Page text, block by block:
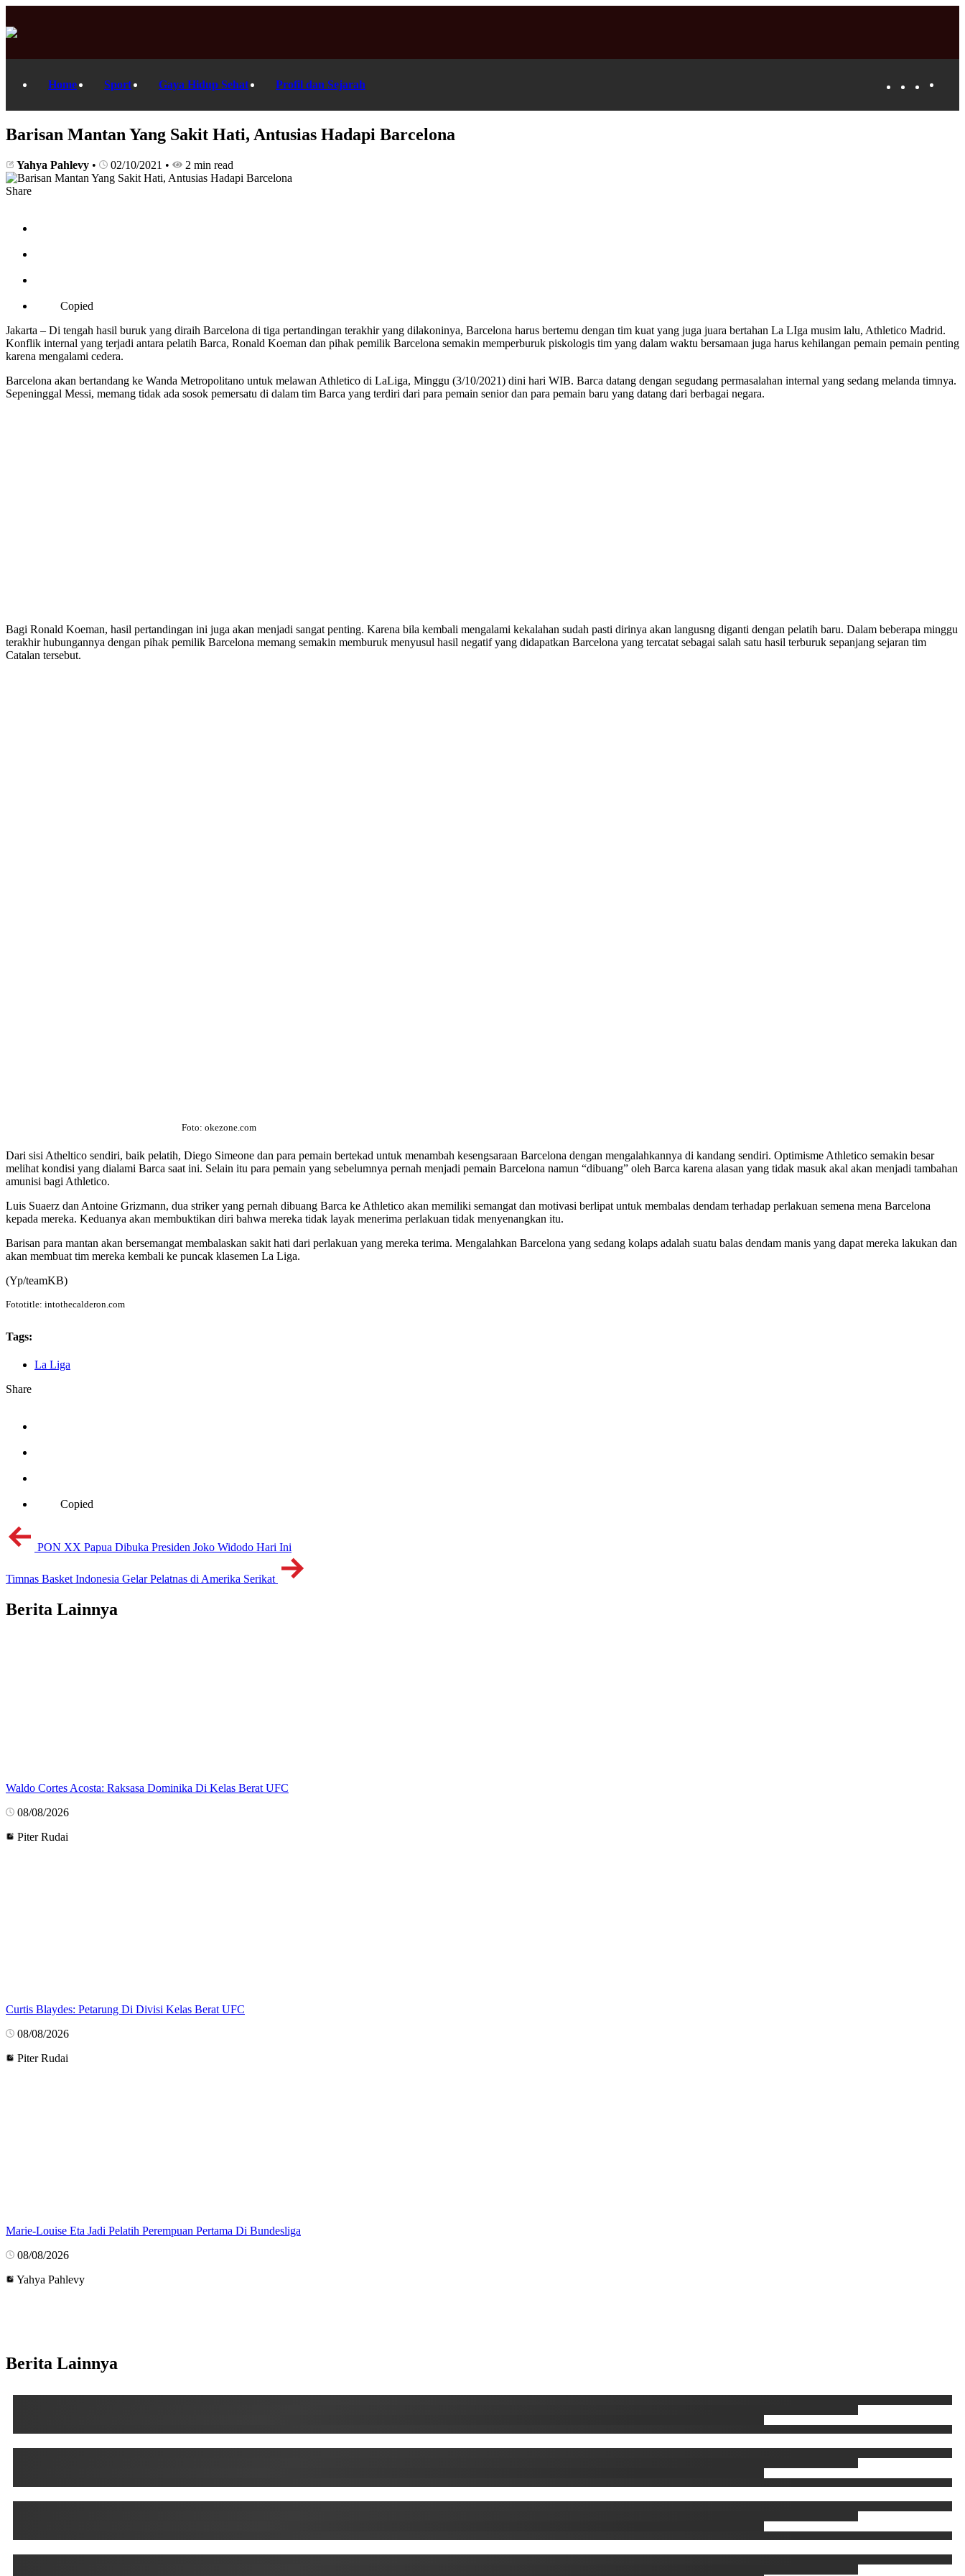
Home Sport Gaya Hidup Sehat Profil dan Sejarah
Barisan Mantan Yang Sakit Hati, Antusias Hadapi Barcelona
Yahya Pahlevy • 02/10/2021 • 2 min read
Share
Copied
Jakarta – Di tengah hasil buruk yang diraih Barcelona di tiga pertandingan terakhir yang dilakoninya, Barcelona harus bertemu dengan tim kuat yang juga juara bertahan La LIga musim lalu, Athletico Madrid.
Konflik internal yang terjadi antara pelatih Barca, Ronald Koeman dan pihak pemilik Barcelona semakin memperburuk piskologis tim yang dalam waktu bersamaan juga harus kehilangan pemain pemain penting
karena mengalami cedera.
Barcelona akan bertandang ke Wanda Metropolitano untuk melawan Athletico di LaLiga, Minggu (3/10/2021) dini hari WIB. Barca datang dengan segudang permasalahan internal yang sedang melanda timnya.
Sepeninggal Messi, memang tidak ada sosok pemersatu di dalam tim Barca yang terdiri dari para pemain senior dan para pemain baru yang datang dari berbagai negara.
Bagi Ronald Koeman, hasil pertandingan ini juga akan menjadi sangat penting. Karena bila kembali mengalami kekalahan sudah pasti dirinya akan langusng diganti dengan pelatih baru. Dalam beberapa minggu
terakhir hubungannya dengan pihak pemilik Barcelona memang semakin memburuk menyusul hasil negatif yang didapatkan Barcelona yang tercatat sebagai salah satu hasil terburuk sepanjang sejaran tim
Catalan tersebut.
Foto: okezone.com
Dari sisi Atheltico sendiri, baik pelatih, Diego Simeone dan para pemain bertekad untuk menambah kesengsaraan Barcelona dengan mengalahkannya di kandang sendiri. Optimisme Athletico semakin besar
melihat kondisi yang dialami Barca saat ini. Selain itu para pemain yang sebelumnya pernah menjadi pemain Barcelona namun “dibuang” oleh Barca karena alasan yang tidak masuk akal akan menjadi tambahan
amunisi bagi Athletico.
Luis Suaerz dan Antoine Grizmann, dua striker yang pernah dibuang Barca ke Athletico akan memiliki semangat dan motivasi berlipat untuk membalas dendam terhadap perlakuan semena mena Barcelona
kepada mereka. Keduanya akan membuktikan diri bahwa mereka tidak layak menerima perlakuan tidak menyenangkan itu.
Barisan para mantan akan bersemangat membalaskan sakit hati dari perlakuan yang mereka terima. Mengalahkan Barcelona yang sedang kolaps adalah suatu balas dendam manis yang dapat mereka lakukan dan
akan membuat tim mereka kembali ke puncak klasemen La Liga.
(Yp/teamKB)
Fototitle: intothecalderon.com
Tags:
La Liga
Share
Copied
PON XX Papua Dibuka Presiden Joko Widodo Hari Ini
Timnas Basket Indonesia Gelar Pelatnas di Amerika Serikat
Berita Lainnya
Waldo Cortes Acosta: Raksasa Dominika Di Kelas Berat UFC
08/08/2026
Piter Rudai
Curtis Blaydes: Petarung Di Divisi Kelas Berat UFC
08/08/2026
Piter Rudai
Marie-Louise Eta Jadi Pelatih Perempuan Pertama Di Bundesliga
08/08/2026
Yahya Pahlevy
Berita Lainnya